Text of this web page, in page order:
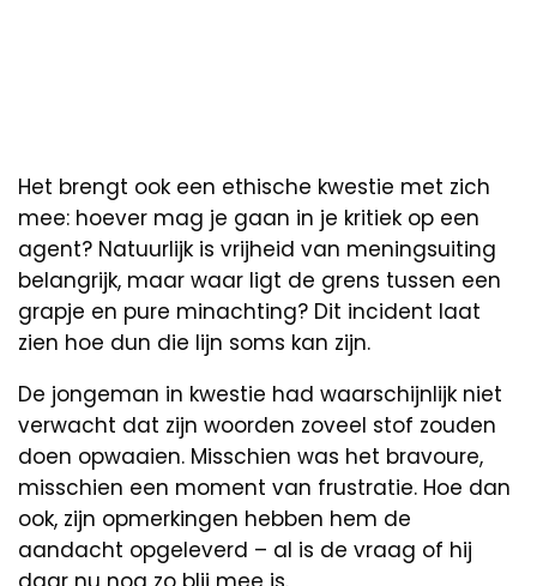
Het brengt ook een ethische kwestie met zich
mee: hoever mag je gaan in je kritiek op een
agent? Natuurlijk is vrijheid van meningsuiting
belangrijk, maar waar ligt de grens tussen een
grapje en pure minachting? Dit incident laat
zien hoe dun die lijn soms kan zijn.
De jongeman in kwestie had waarschijnlijk niet
verwacht dat zijn woorden zoveel stof zouden
doen opwaaien. Misschien was het bravoure,
misschien een moment van frustratie. Hoe dan
ook, zijn opmerkingen hebben hem de
aandacht opgeleverd – al is de vraag of hij